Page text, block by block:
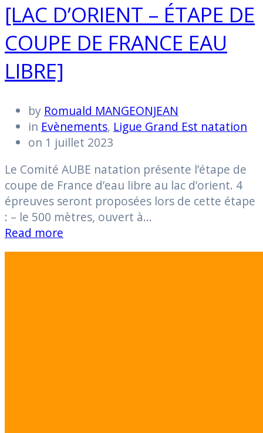
[LAC D’ORIENT – ÉTAPE DE
COUPE DE FRANCE EAU
LIBRE]
by Romuald MANGEONJEAN
in Evènements, Ligue Grand Est natation
on 1 juillet 2023
Le Comité AUBE natation présente l’étape de
coupe de France d’eau libre au lac d’orient. 4
épreuves seront proposées lors de cette étape
: – le 500 mètres, ouvert à…
Read more